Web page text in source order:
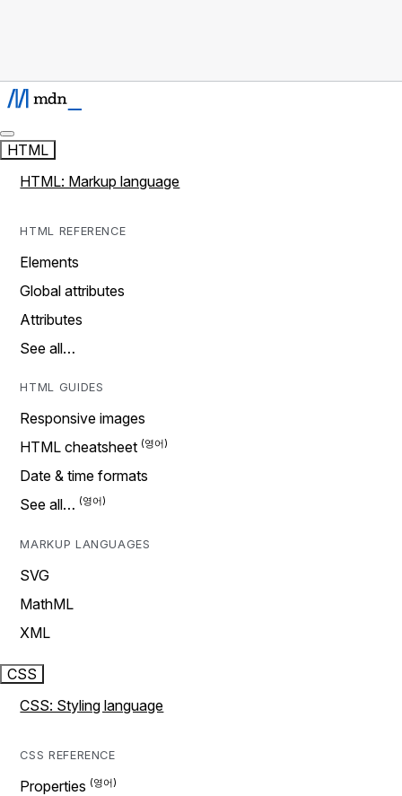
HTML
HTML: Markup language
HTML REFERENCE
Elements
Global attributes
Attributes
See all…
HTML GUIDES
Responsive images
HTML cheatsheet
Date & time formats
See all…
MARKUP LANGUAGES
SVG
MathML
XML
CSS
CSS: Styling language
CSS REFERENCE
Properties